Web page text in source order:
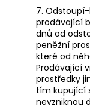
7.
prodávající
dnů od
peněžní
které od
Prodávající
prostředky
tím kupující
nevzniknou